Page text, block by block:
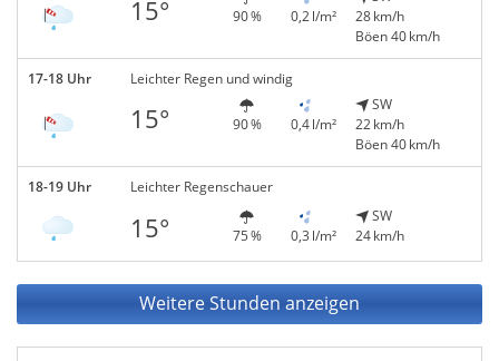
15° 90 % 0,2 l/m²
28 km/h
Böen 40 km/h
17-18 Uhr Leichter Regen und windig
15° 90 % 0,4 l/m²
SW
22 km/h
Böen 40 km/h
18-19 Uhr Leichter Regenschauer
15° 75 % 0,3 l/m²
SW
24 km/h
Weitere Stunden anzeigen